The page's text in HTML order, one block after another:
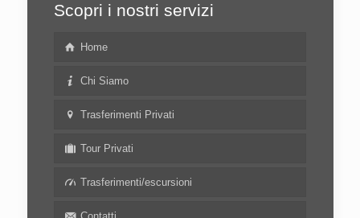
Scopri i nostri servizi
Home
Chi Siamo
Trasferimenti Privati
Tour Privati
Trasferimenti/escursioni